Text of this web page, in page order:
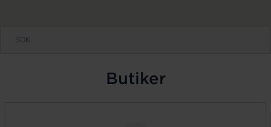
Butiker